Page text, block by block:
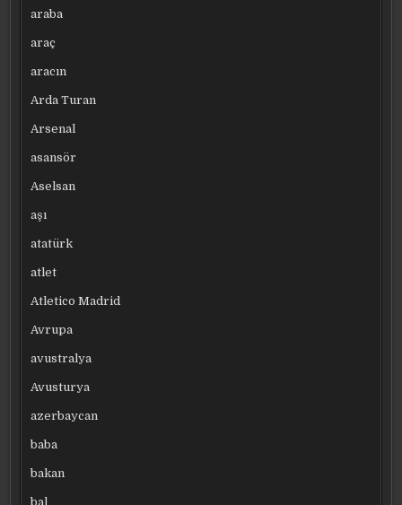
araba
araç
aracın
Arda Turan
Arsenal
asansör
Aselsan
aşı
atatürk
atlet
Atletico Madrid
Avrupa
avustralya
Avusturya
azerbaycan
baba
bakan
bal